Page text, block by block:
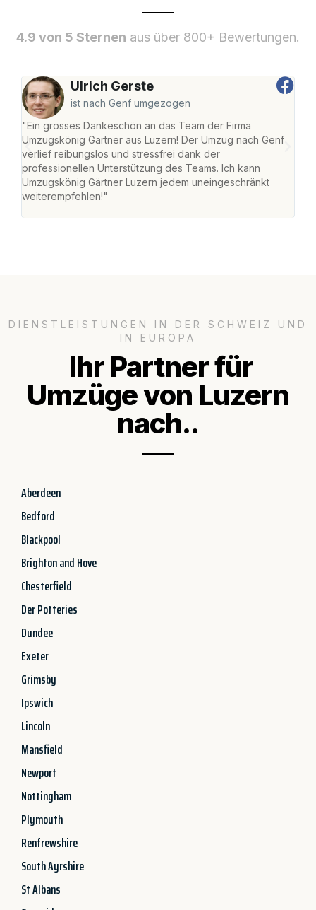
4.9 von 5 Sternen aus über 800+ Bewertungen.
Ulrich Gerste
ist nach Genf umgezogen
"Ein grosses Dankeschön an das Team der Firma
Umzugskönig Gärtner aus Luzern! Der Umzug nach Genf
verlief reibungslos und stressfrei dank der
professionellen Unterstützung des Teams. Ich kann
Umzugskönig Gärtner Luzern jedem uneingeschränkt
weiterempfehlen!"
DIENSTLEISTUNGEN IN DER SCHWEIZ UND
IN EUROPA
Ihr Partner für
Umzüge von Luzern
nach..
Aberdeen
Bedford
Blackpool
Brighton and Hove
Chesterfield
Der Potteries
Dundee
Exeter
Grimsby
Ipswich
Lincoln
Mansfield
Newport
Nottingham
Plymouth
Renfrewshire
South Ayrshire
St Albans